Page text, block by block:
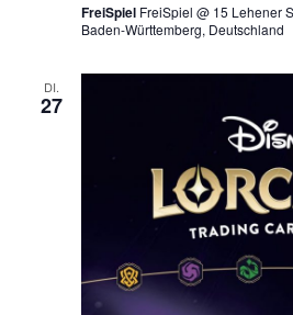
FreiSpiel FreiSpiel @ 15 Lehener
Baden-Württemberg, Deutschland
DI.
27